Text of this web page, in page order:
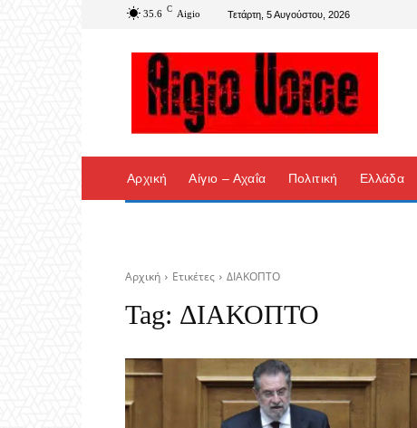
35.6 C Aigio Τετάρτη, 5 Αυγούστου, 2026
Αρχική Αίγιο – Αχαΐα Πολιτική Ελλάδα
Αρχική Ετικέτες ΔΙΑΚΟΠΤΟ
Tag: ΔΙΑΚΟΠΤΟ